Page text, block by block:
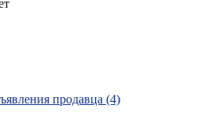
продавца (4)